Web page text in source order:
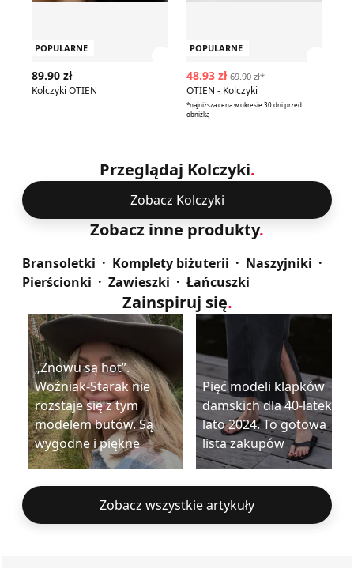
POPULARNE
89.90 zł
Kolczyki OTIEN
POPULARNE
48.93 zł 69.90 zł*
OTIEN - Kolczyki
*najniższa cena w okresie 30 dni przed
obniżką
Przeglądaj Kolczyki.
Zobacz Kolczyki
Zobacz inne produkty.
Bransoletki Komplety biżuterii
Naszyjniki
Pierścionki
Zawieszki Łańcuszki
Zainspiruj się.
„Znowu są hot”.
Woźniak-Starak nie
rozstaje się z tym
modelem butów. Są
wygodne i piękne
Pięć modeli klapków
damskich dla 40-latek na
lato 2024. To gotowa
lista zakupów
Zobacz wszystkie artykuły